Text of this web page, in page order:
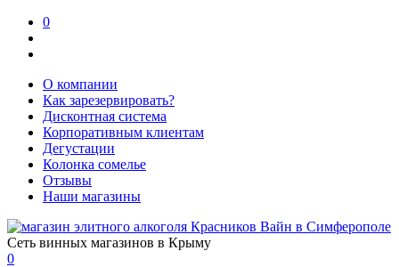
0
О компании
Как зарезервировать?
Дисконтная система
Корпоративным клиентам
Дегустации
Колонка сомелье
Отзывы
Наши магазины
Сеть винных магазинов в Крыму
0